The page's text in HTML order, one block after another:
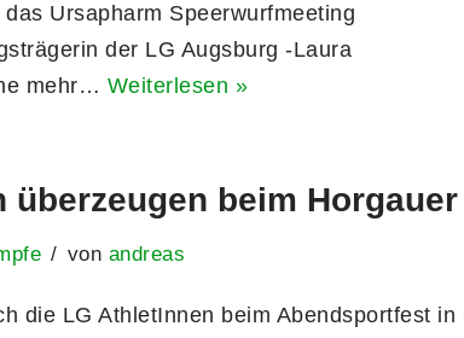
Ursapharm Speerwurfmeeting
der LG Augsburg -Laura
mehr… Weiterlesen »
beim
von andreas
die LG AthletInnen beim Abendsportfest